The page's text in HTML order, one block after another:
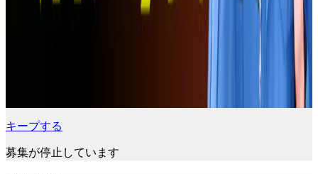
キープする
募集が停止しています